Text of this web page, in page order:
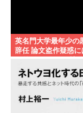
英名門大学最年少の
辞任 論文盗作疑惑に